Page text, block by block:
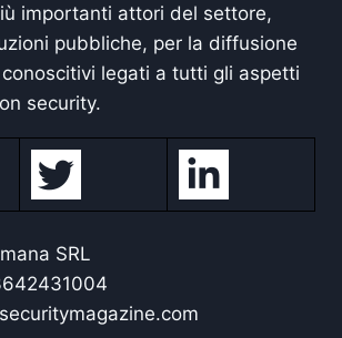
importanti attori del settore,
pubbliche, per la diffusione
legati a tutti gli aspetti
security.
SRL